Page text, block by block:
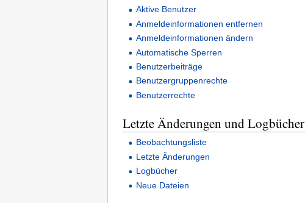
Aktive Benutzer
Anmeldeinformationen entfernen
Anmeldeinformationen ändern
Automatische Sperren
Benutzerbeiträge
Benutzergruppenrechte
Benutzerrechte
Letzte Änderungen und Logbücher
Beobachtungsliste
Letzte Änderungen
Logbücher
Neue Dateien